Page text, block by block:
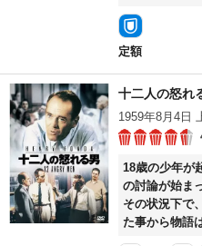
の住人たちを
セールスマン
の妻の姿が見
女房を殺した
と看護人ステ
が……。
定額
十二人の怒れ
1959年8月4日
18歳の少年が
の討論が始ま
その状況下で
た事から物語